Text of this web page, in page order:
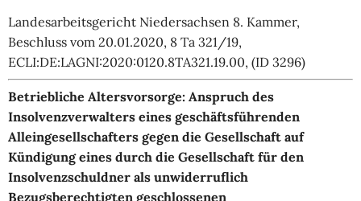
Landesarbeitsgericht Niedersachsen 8. Kammer,
Beschluss vom 20.01.2020, 8 Ta 321/19,
ECLI:DE:LAGNI:2020:0120.8TA321.19.00, (ID 3296)
Betriebliche Altersvorsorge: Anspruch des
Insolvenzverwalters eines geschäftsführenden
Alleingesellschafters gegen die Gesellschaft auf
Kündigung eines durch die Gesellschaft für den
Insolvenzschuldner als unwiderruflich
Bezugsberechtigten geschlossenen